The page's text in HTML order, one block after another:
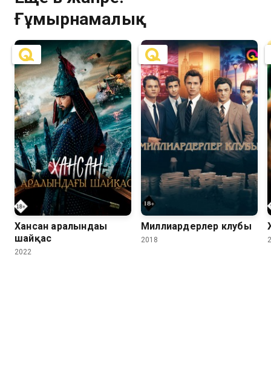
шындықты сыртқы әлемге жеткізу үшін Кванджуға
енуді шешеді. Жақында әскери патрульдерден
жасырынуға тура келетінін білмеген немісті сеулдік
қарапайым такси жүргізушісі Ман-Сеоп ұрыс
аймағына және кері қайтаруға мәжбүр болды.
Ғұмырнамалық
6.9 6.6
Хансан аралындағы
шайқас
2022
6.0 5.6
Миллиардерлер клубы
2018